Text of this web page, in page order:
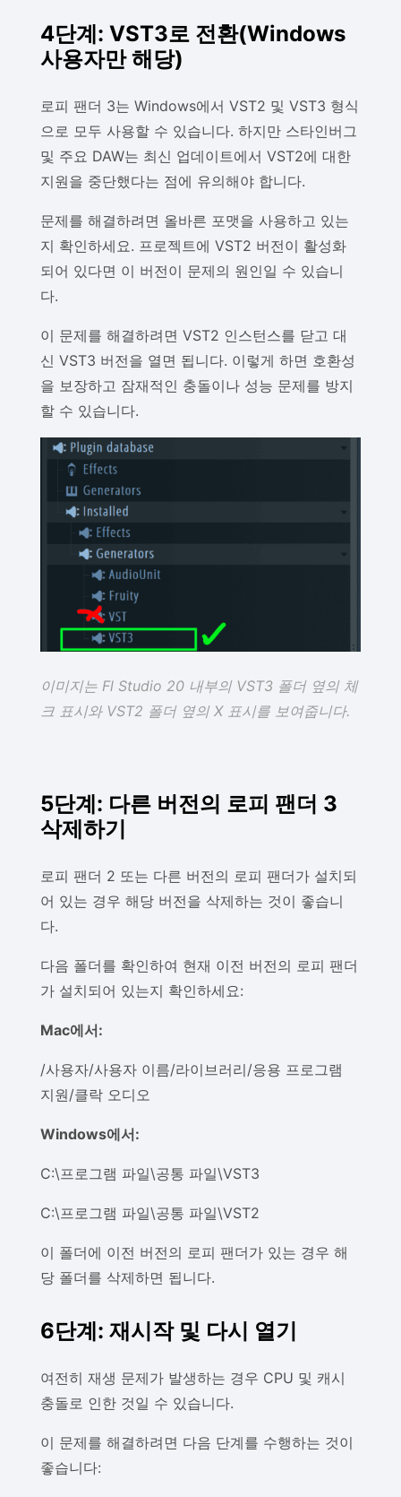
4단계: VST3로 전환(Windows
사용자만 해당)
로피 팬더 3는 Windows에서 VST2 및 VST3 형식
으로 모두 사용할 수 있습니다. 하지만 스타인버그
및 주요 DAW는 최신 업데이트에서 VST2에 대한
지원을 중단했다는 점에 유의해야 합니다.
문제를 해결하려면 올바른 포맷을 사용하고 있는
지 확인하세요. 프로젝트에 VST2 버전이 활성화
되어 있다면 이 버전이 문제의 원인일 수 있습니
다.
이 문제를 해결하려면 VST2 인스턴스를 닫고 대
신 VST3 버전을 열면 됩니다. 이렇게 하면 호환성
을 보장하고 잠재적인 충돌이나 성능 문제를 방지
할 수 있습니다.
이미지는 Fl Studio 20 내부의 VST3 폴더 옆의 체
크 표시와 VST2 폴더 옆의 X 표시를 보여줍니다.
5단계: 다른 버전의 로피 팬더 3
삭제하기
로피 팬더 2 또는 다른 버전의 로피 팬더가 설치되
어 있는 경우 해당 버전을 삭제하는 것이 좋습니
다.
다음 폴더를 확인하여 현재 이전 버전의 로피 팬더
가 설치되어 있는지 확인하세요:
Mac에서:
/사용자/사용자 이름/라이브러리/응용 프로그램
지원/클락 오디오
Windows에서:
C:\프로그램 파일\공통 파일\VST3
C:\프로그램 파일\공통 파일\VST2
이 폴더에 이전 버전의 로피 팬더가 있는 경우 해
당 폴더를 삭제하면 됩니다.
6단계: 재시작 및 다시 열기
여전히 재생 문제가 발생하는 경우 CPU 및 캐시
충돌로 인한 것일 수 있습니다.
이 문제를 해결하려면 다음 단계를 수행하는 것이
좋습니다: